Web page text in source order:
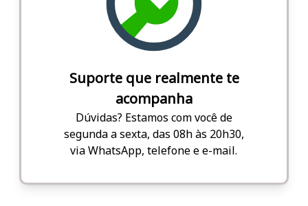
Suporte que realmente te
acompanha
Dúvidas? Estamos com você de
segunda a sexta, das 08h às 20h30,
via WhatsApp, telefone e e-mail.